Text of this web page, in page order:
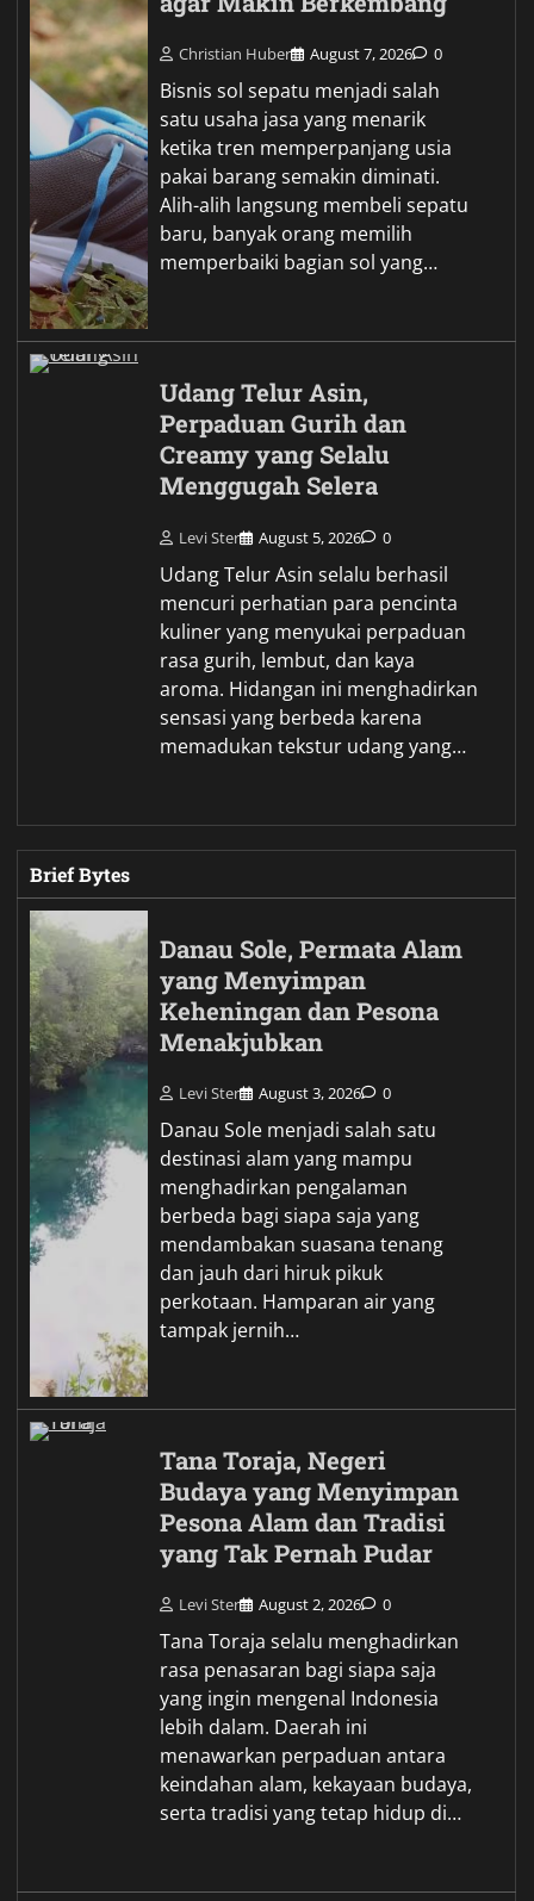
Christian Huber August 7, 2026 0
Bisnis sol sepatu menjadi salah
satu usaha jasa yang menarik
ketika tren memperpanjang usia
pakai barang semakin diminati.
Alih-alih langsung membeli sepatu
baru, banyak orang memilih
memperbaiki bagian sol yang…
Udang Telur Asin,
Perpaduan Gurih dan
Creamy yang Selalu
Menggugah Selera
Levi Ster August 5, 2026 0
Udang Telur Asin selalu berhasil
mencuri perhatian para pencinta
kuliner yang menyukai perpaduan
rasa gurih, lembut, dan kaya
aroma. Hidangan ini menghadirkan
sensasi yang berbeda karena
memadukan tekstur udang yang…
Brief Bytes
Danau Sole, Permata Alam
yang Menyimpan
Keheningan dan Pesona
Menakjubkan
Levi Ster August 3, 2026 0
Danau Sole menjadi salah satu
destinasi alam yang mampu
menghadirkan pengalaman
berbeda bagi siapa saja yang
mendambakan suasana tenang
dan jauh dari hiruk pikuk
perkotaan. Hamparan air yang
tampak jernih…
Tana Toraja, Negeri
Budaya yang Menyimpan
Pesona Alam dan Tradisi
yang Tak Pernah Pudar
Levi Ster August 2, 2026 0
Tana Toraja selalu menghadirkan
rasa penasaran bagi siapa saja
yang ingin mengenal Indonesia
lebih dalam. Daerah ini
menawarkan perpaduan antara
keindahan alam, kekayaan budaya,
serta tradisi yang tetap hidup di…